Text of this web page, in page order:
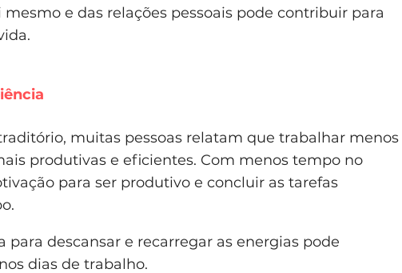
e das relações pessoais pode contribuir para
muitas pessoas relatam que trabalhar menos
produtivas e eficientes. Com menos tempo no
para ser produtivo e concluir as tarefas
para descansar e recarregar as energias pode
dias de trabalho.